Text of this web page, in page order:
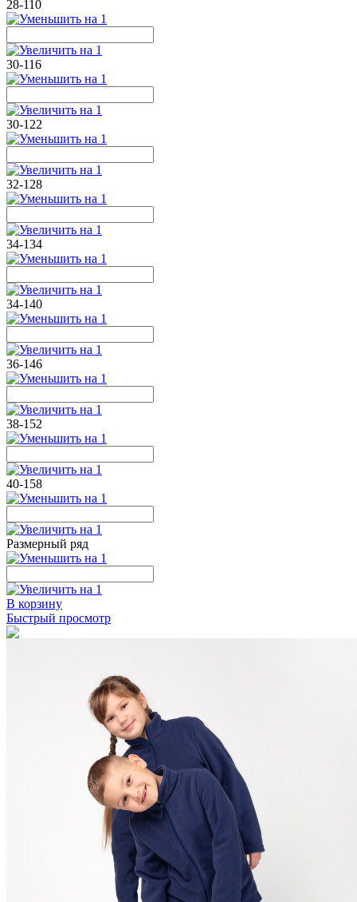
28-110
30-116
30-122
32-128
34-134
34-140
36-146
38-152
40-158
Размерный ряд
В корзину
Быстрый просмотр